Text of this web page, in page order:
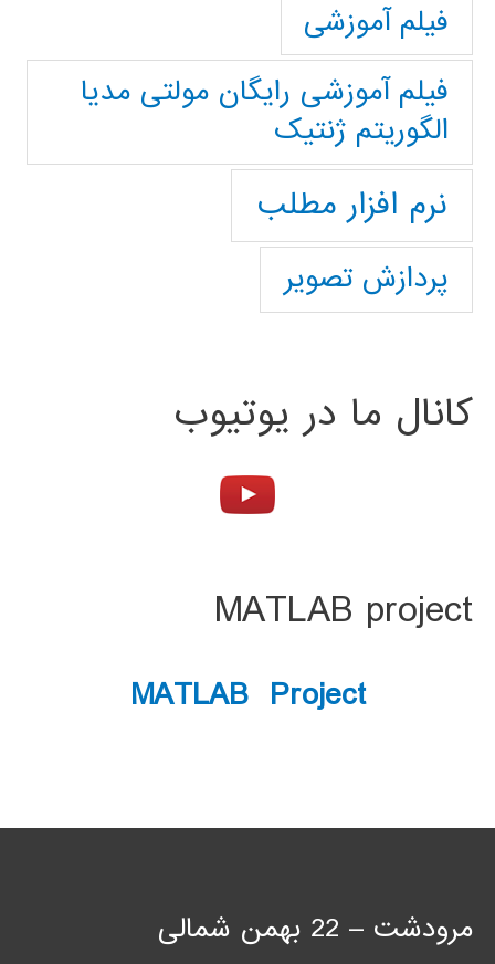
فیلم آموزشی
فیلم آموزشی رایگان مولتی مدیا
الگوریتم ژنتیک
نرم افزار مطلب
پردازش تصویر
کانال ما در یوتیوب
MATLAB project
MATLAB Project
مرودشت – 22 بهمن شمالی